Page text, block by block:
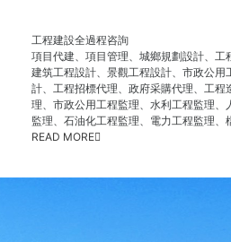
工程建設全過程咨詢
項目代建、項目管理、城鄉規劃設計、工
建筑工程設計、景觀工程設計、市政公用
計、工程招標代理、政府采購代理、工程
理、市政公用工程監理、水利工程監理、
監理、石油化工程監理、電力工程監理、
READ MORE